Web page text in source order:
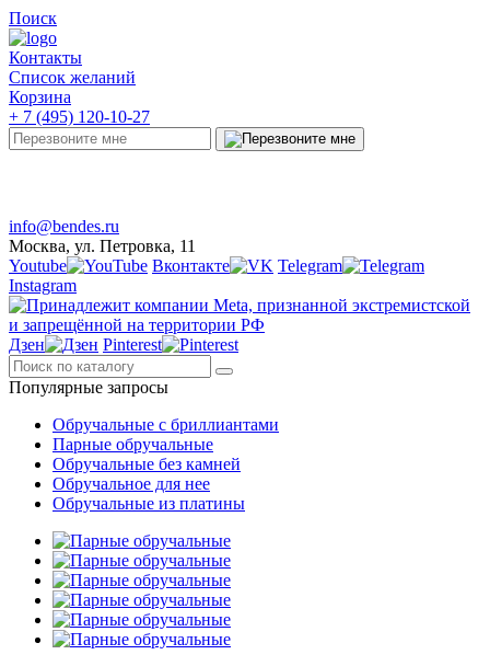
Поиск
Контакты
Список желаний
Корзина
+ 7 (495) 120-10-27
info@bendes.ru
Москва, ул. Петровка, 11
Youtube
Вконтакте
Telegram
Instagram
Дзен Pinterest
Популярные запросы
Обручальные с бриллиантами
Парные обручальные
Обручальные без камней
Обручальное для нее
Обручальные из платины